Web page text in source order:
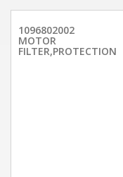
1096802002
MOTOR
FILTER,PROTECTION